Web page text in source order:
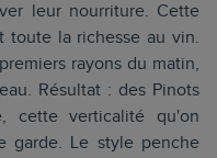
leur nourriture. Cette
toute la richesse au vin.
rayons du matin,
Résultat : des Pinots
cette verticalité qu'on
garde. Le style penche